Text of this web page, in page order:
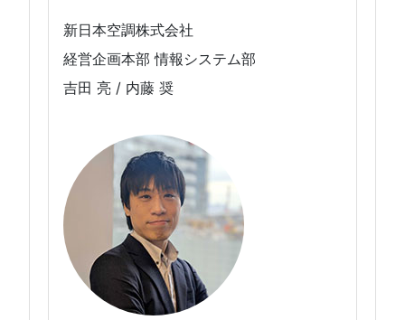
新日本空調株式会社
経営企画本部 情報システム部
吉田 亮 / 内藤 奨